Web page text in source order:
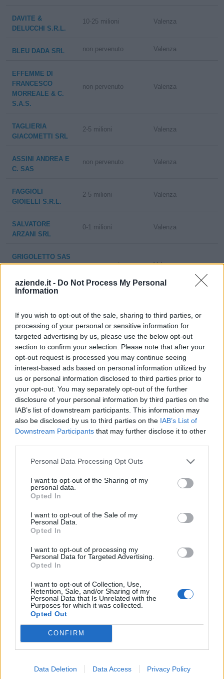
aziende.it - Do Not Process My Personal
Information
If you wish to opt-out of the sale, sharing to third parties, or
processing of your personal or sensitive information for
targeted advertising by us, please use the below opt-out
section to confirm your selection. Please note that after your
opt-out request is processed you may continue seeing
interest-based ads based on personal information utilized by
us or personal information disclosed to third parties prior to
your opt-out. You may separately opt-out of the further
disclosure of your personal information by third parties on the
IAB’s list of downstream participants. This information may
also be disclosed by us to third parties on the IAB’s List of
Downstream Participants that may further disclose it to other
Personal Data Processing Opt Outs
I want to opt-out of the Sharing of my
personal data.
Opted In
I want to opt-out of the Sale of my
Personal Data.
Opted In
I want to opt-out of processing my
Personal Data for Targeted Advertising.
Opted In
I want to opt-out of Collection, Use,
Retention, Sale, and/or Sharing of my
Personal Data that Is Unrelated with the
Purposes for which it was collected.
Opted Out
CONFIRM
Data Deletion Data Access Privacy Policy
DAVITE &
DELUCCHI S.R.L.
10-25 milioni Valenza
BLEU DADA SRL non pervenuto Valenza
EFFEMME DI
FRANCESCO
MORREALE & C.
S.A.S.
non pervenuto Valenza
TAGLIERIA
GIACOMETTI SRL
2-5 milioni Valenza
ASSINI ANDREA E
C. SAS
non pervenuto Valenza
FAGGIOLI
GIOIELLI S.R.L.
2-5 milioni Valenza
SALVATORE
ARZANI SRL
0-1 milioni Valenza
GRIGOLETTO SAS
DI GRIGOLETTO
non pervenuto Valenza
MACCARINI
MASSIMO
FRANCESCO
non pervenuto Valenza
SAY GEMS SRL 1-2 milioni Valenza
MALASPINA
GIOIELLI S.A.S. DI
MALASPINA PIER
GIUSEPPE & C.
non pervenuto Valenza
ROBERTO DI
PEDRON LUCA E
TAGLIERIA
MAPELLI & C.
AGAPANTHUS
DIDONI S.R.L.
POLELLO & C.
S.A.S. DI
POLELLO
ANGELO
SIGLABILE
ELETTRONICA
0-1 milioni Induno Olona